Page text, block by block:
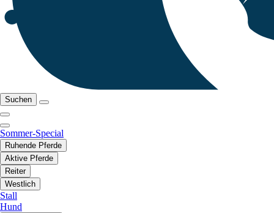
Suchen
Sommer-Special
Ruhende Pferde
Aktive Pferde
Reiter
Westlich
Stall
Hund